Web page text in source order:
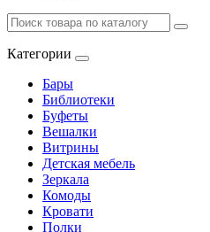
Категории
Бары
Библиотеки
Буфеты
Вешалки
Витрины
Детская мебель
Зеркала
Комоды
Кровати
Полки